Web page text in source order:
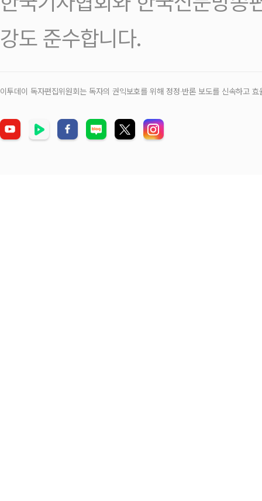
강도 준수합니다.
이투데이 독자편집위원회는 독자의 권익보호를 위해 정정‧반론 보도를 신속하고